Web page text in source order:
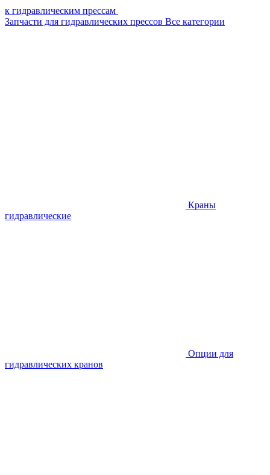
к гидравлическим прессам
Запчасти для гидравлических прессов Все категории
Краны
гидравлические
Опции для
гидравлических кранов